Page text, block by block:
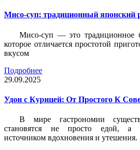
Мисо-суп: традиционный японский
Мисо-суп — это традиционное
которое отличается простотой
вкусом
Подробнее
29.09.2025
Удон с Курицей: От Простого К
В мире гастрономии
становятся не просто едой, а
источником вдохновения и утешения.